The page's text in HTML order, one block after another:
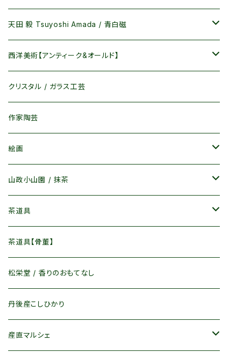
天田 毅 Tsuyoshi Amada / 青白磁
カップ / 湯呑
皿 / 鉢 /碗
茶器 / 酒器
その他
西洋美術【アンティーク&オールド】
マイセン / MEISSEN
ロイヤルコペンハーゲン / Royal Copenhagen
ウェッジウッド / WedgWood
ヘレンド / Herend
リヤドロ / Lladro
キリンビアマグコレクション
クリスタル / ガラス工芸
作家陶芸
絵画
物故作家 / 廃盤品
現存作家
インテリアアート
山政小山園 / 抹茶
抹茶 / 茶葉
菓子 / 飲料
茶道具
茶碗
懐紙
竹製品
茶道具その他
茶道具【骨董】
松栄堂 / 香りのおもてなし
丹後産こしひかり
産直マルシェ